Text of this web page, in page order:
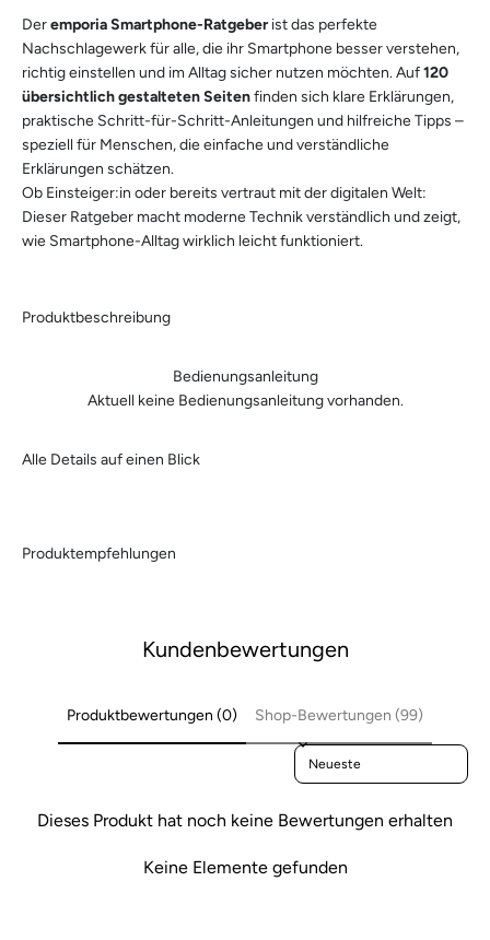
Deremporia Smartphone-Ratgeberist das perfekte
Nachschlagewerk für alle, die ihr Smartphone besser verstehen,
richtig einstellen und im Alltag sicher nutzen möchten. Auf120
übersichtlich gestalteten Seitenfinden sich klare Erklärungen,
praktische Schritt-für-Schritt-Anleitungen und hilfreiche Tipps –
speziell für Menschen, die einfache und verständliche
Erklärungen schätzen.
Ob Einsteiger:in oder bereits vertraut mit der digitalen Welt:
Dieser Ratgeber macht moderne Technik verständlich und zeigt,
wie Smartphone-Alltag wirklich leicht funktioniert.
Produktbeschreibung
Bedienungsanleitung
Aktuell keine Bedienungsanleitung vorhanden.
Alle Details auf einen Blick
Kundenbewertungen
Produktbewertungen (0) Shop-Bewertungen (99)
Sort reviews by
Dieses Produkt hat noch keine Bewertungen erhalten
Keine Elemente gefunden